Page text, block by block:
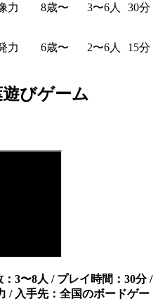
力 8歳〜 3〜6人 30分
力 6歳〜 2〜6人 15分
びゲーム
3〜8人 / プレイ時間：30分 /
/ 入手先：全国のボードゲー